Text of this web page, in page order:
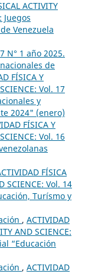
ACTIVITY
Juegos
Venezuela
N° 1 año 2025.
de
FÍSICA Y
Vol. 17
y
2024" (enero)
FÍSICA Y
Vol. 16
FÍSICA
SCIENCE: Vol. 14
Turísmo y
, ACTIVIDAD
AND SCIENCE:
“Educación
, ACTIVIDAD